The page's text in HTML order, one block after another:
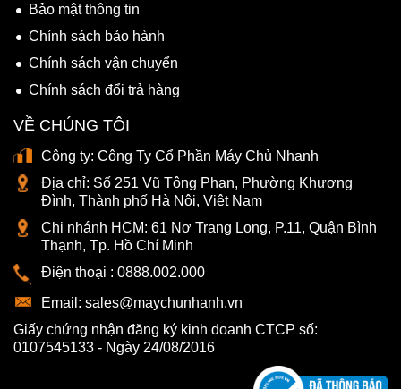
Bảo mật thông tin
Chính sách bảo hành
Chính sách vận chuyển
Chính sách đổi trả hàng
VỀ CHÚNG TÔI
Công ty: Công Ty Cổ Phần Máy Chủ Nhanh
Địa chỉ: Số 251 Vũ Tông Phan, Phường Khương
Đình, Thành phố Hà Nội, Việt Nam
Chi nhánh HCM: 61 Nơ Trang Long, P.11, Quận Bình
Thạnh, Tp. Hồ Chí Minh
Điện thoại : 0888.002.000
Email: sales@maychunhanh.vn
Giấy chứng nhận đăng ký kinh doanh CTCP số:
0107545133 - Ngày 24/08/2016